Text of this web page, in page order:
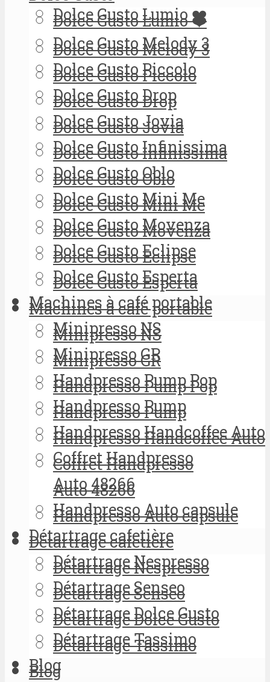
Dolce Gusto Lumio ❤️
Dolce Gusto Melody 3
Dolce Gusto Piccolo
Dolce Gusto Drop
Dolce Gusto Jovia
Dolce Gusto Infinissima
Dolce Gusto Oblo
Dolce Gusto Mini Me
Dolce Gusto Movenza
Dolce Gusto Eclipse
Dolce Gusto Esperta
Machines à café portable
Minipresso NS
Minipresso GR
Handpresso Pump Pop
Handpresso Pump
Handpresso Handcoffee Auto
Coffret Handpresso
Auto 48266
Handpresso Auto capsule
Détartrage cafetière
Détartrage Nespresso
Détartrage Senseo
Détartrage Dolce Gusto
Détartrage Tassimo
Blog
Dolce Gusto Lumio ❤️
Dolce Gusto Melody 3
Dolce Gusto Piccolo
Dolce Gusto Drop
Dolce Gusto Jovia
Dolce Gusto Infinissima
Dolce Gusto Oblo
Dolce Gusto Mini Me
Dolce Gusto Movenza
Dolce Gusto Eclipse
Dolce Gusto Esperta
Machines à café portable
Minipresso NS
Minipresso GR
Handpresso Pump Pop
Handpresso Pump
Handpresso Handcoffee Auto
Coffret Handpresso
Auto 48266
Handpresso Auto capsule
Détartrage cafetière
Détartrage Nespresso
Détartrage Senseo
Détartrage Dolce Gusto
Détartrage Tassimo
Blog